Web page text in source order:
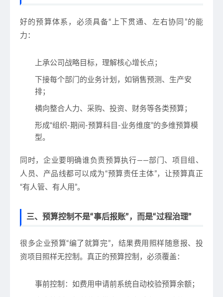
好的预算体系， 必须具备“上下贯通、左右协同”的能
力 ：
上承公司战略目标，理解核心增长点；
下接每个部门的业务计划，如销售预测、生产安
排；
横向整合人力、采购、投资、财务等各类预算；
形成“组织-期间-预算科目-业务维度”的多维预算模
型。
同时，企业要明确谁负责预算执行——部门、项目组、
人员、产品线都可以成为“预算责任主体”，让预算真正
“有人管、有人用”。
三、预算控制不是“事后报账”，而是“过程治理”
很多企业预算“编了就算完”，结果费用照样随意报、投
资项目照样无控制。真正的预算控制，必须覆盖：
事前控制 ：如费用申请前系统自动校验预算余额；